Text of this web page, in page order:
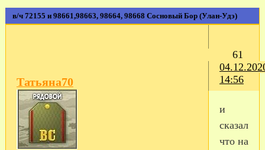
в/ч 72155 и 98661,98663, 98664, 98668 Сосновый Бор (Улан-Удэ)
61
14:56
Татьяна70
и
сказал
что на